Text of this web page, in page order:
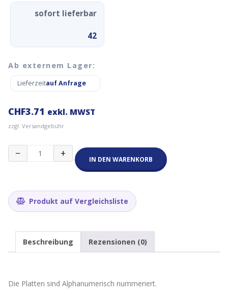
sofort lieferbar
42
Ab externem Lager:
Lieferzeitauf Anfrage
CHF3.71 exkl. MWST
zzgl. Versandgebühr
−
Doppelseitige
Leiterplatte
Stück
Breadboard
+ IN DEN WARENKORB
Produkt auf Vergleichsliste
Beschreibung Rezensionen (0)
Die Platten sind Alphanumerisch nummeriert.